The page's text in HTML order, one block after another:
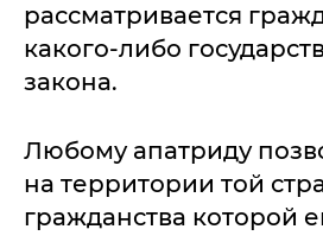
рассматривается
какого-либо
закона.
Любому апатриду
на территории той
гражданства которой